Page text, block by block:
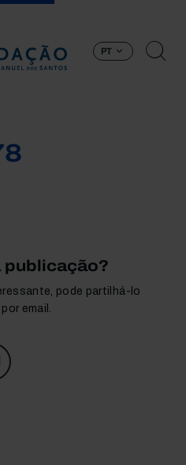
PT
publicação?
pode partilhá-lo
email.